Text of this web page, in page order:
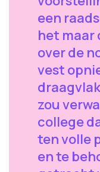
een
het maar
over de
vest
zou
college
ten volle
en te